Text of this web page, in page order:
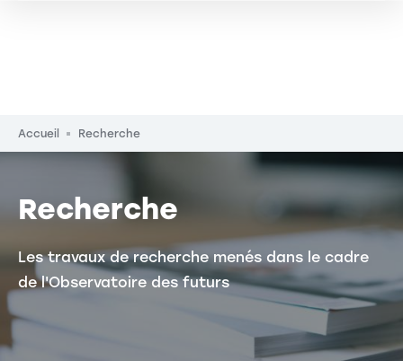
Fil d'Ariane
Accueil Recherche
Recherche
Les travaux de recherche menés dans le cadre
de l'Observatoire des futurs